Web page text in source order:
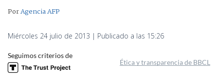
PorAgencia AFP
Miércoles 24 julio de 2013 | Publicado a las 15:26
Seguimos criterios de
Ética y transparencia de BBCL